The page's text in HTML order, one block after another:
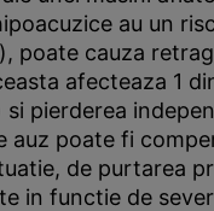
au un
poate cauza
afecteaza 1
si pierderea
auz poate fi
de purtarea
in functie de